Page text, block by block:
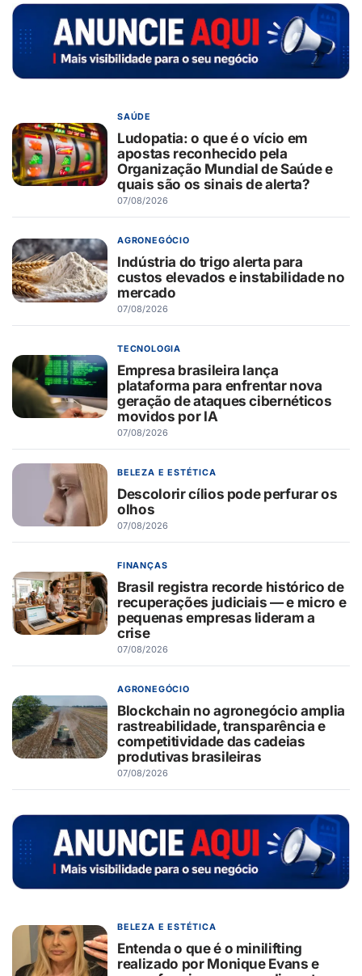
SAÚDE
Ludopatia: o que é o vício em
apostas reconhecido pela
Organização Mundial de Saúde e
quais são os sinais de alerta?
07/08/2026
AGRONEGÓCIO
Indústria do trigo alerta para
custos elevados e instabilidade no
mercado
07/08/2026
TECNOLOGIA
Empresa brasileira lança
plataforma para enfrentar nova
geração de ataques cibernéticos
movidos por IA
07/08/2026
BELEZA E ESTÉTICA
Descolorir cílios pode perfurar os
olhos
07/08/2026
FINANÇAS
Brasil registra recorde histórico de
recuperações judiciais — e micro e
pequenas empresas lideram a
crise
07/08/2026
AGRONEGÓCIO
Blockchain no agronegócio amplia
rastreabilidade, transparência e
competitividade das cadeias
produtivas brasileiras
07/08/2026
BELEZA E ESTÉTICA
Entenda o que é o minilifting
realizado por Monique Evans e